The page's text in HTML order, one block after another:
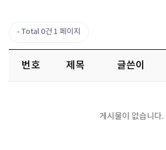
Total 0건 1 페이지
번호 제목 글쓴이
게시물이 없습니다.